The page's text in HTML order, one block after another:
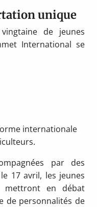
unique
de jeunes
International se
internationale
par des
17 avril, les jeunes
mettront en débat
de personnalités de